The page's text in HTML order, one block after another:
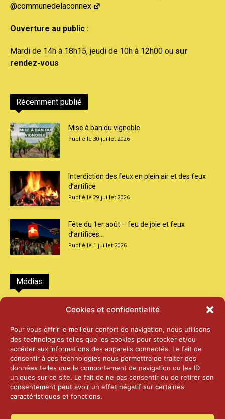
Cookies et confidentialité
Pour vous offrir le meilleur confort de navigation, nous utilisons
des technologies telles que les cookies pour stocker et/ou
accéder aux informations des appareils connectés. Le fait de
consentir à ces technologies nous permettra de traiter des
données telles que le comportement de navigation ou les ID
uniques sur ce site. Le fait de ne pas consentir ou de retirer son
consentement peut avoir un effet négatif sur certaines
caractéristiques et fonctions.
@communedelaconnex
Ouverture au public :
Mardi de 14h à 18h15, jeudi de 10h à 12h00 ou sur
rendez-vous
Récemment publié
Mise à ban du vignoble
30 juillet 2026
Interdiction des feux en plein air et des feux
d’artifice
29 juillet 2026
Fête du 1er août – feu de joie et feux
d’artifices...
1 juillet 2026
Médias
2026 – Laiterie d’Orsières et Abbaye de St-
25 juin 2026
2025 – Palais Fédéral – Berne
25 juin 2026
14 janvier 2025